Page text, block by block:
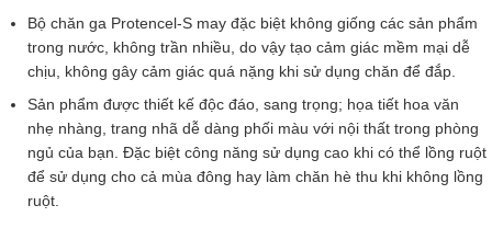
Bộ chăn ga Protencel-S may đặc biệt không giống các sản phẩm
trong nước, không trần nhiều, do vậy tạo cảm giác mềm mại dễ
chịu, không gây cảm giác quá nặng khi sử dụng chăn để đắp.
Sản phẩm được thiết kế độc đáo, sang trọng; họa tiết hoa văn
nhẹ nhàng, trang nhã dễ dàng phối màu với nội thất trong phòng
ngủ của bạn. Đặc biệt công năng sử dụng cao khi có thể lồng ruột
để sử dụng cho cả mùa đông hay làm chăn hè thu khi không lồng
ruột.